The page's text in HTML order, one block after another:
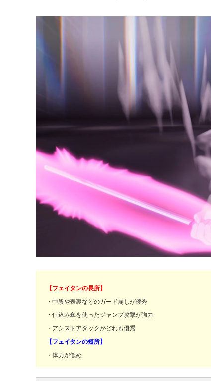
【フェイタンの長所】
・中段や表裏などのガード崩しが優秀
・仕込み傘を使ったジャンプ攻撃が強力
・アシストアタックがどれも優秀
【フェイタンの短所】
・体力が低め